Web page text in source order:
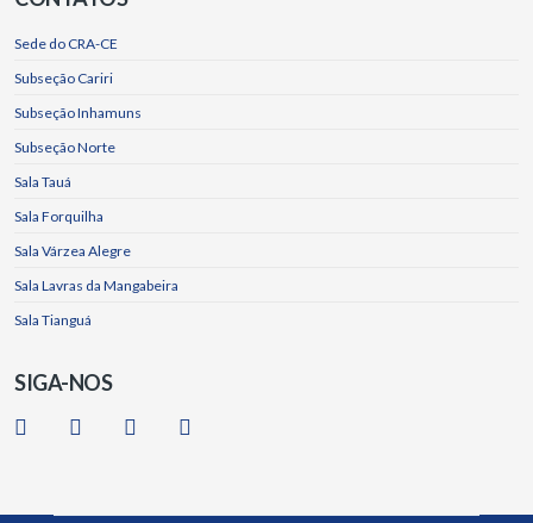
Sede do CRA-CE
Subseção Cariri
Subseção Inhamuns
Subseção Norte
Sala Tauá
Sala Forquilha
Sala Várzea Alegre
Sala Lavras da Mangabeira
Sala Tianguá
SIGA-NOS